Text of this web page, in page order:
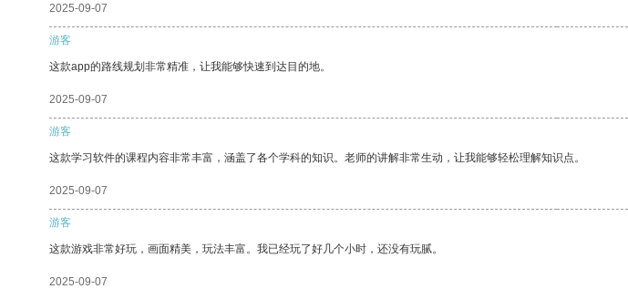
2025-09-07
游客
这款app的路线规划非常精准，让我能够快速到达目的地。
2025-09-07
游客
这款学习软件的课程内容非常丰富，涵盖了各个学科的知识。老师的讲解非常生动，让我能够轻松理解知识点。
2025-09-07
游客
这款游戏非常好玩，画面精美，玩法丰富。我已经玩了好几个小时，还没有玩腻。
2025-09-07